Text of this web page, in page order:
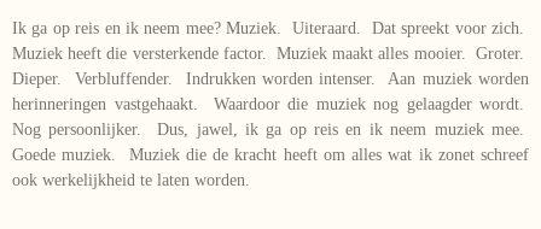
Ik ga op reis en ik neem mee? Muziek. Uiteraard. Dat spreekt voor zich.
Muziek heeft die versterkende factor. Muziek maakt alles mooier. Groter.
Dieper. Verbluffender. Indrukken worden intenser. Aan muziek worden
herinneringen vastgehaakt. Waardoor die muziek nog gelaagder wordt.
Nog persoonlijker. Dus, jawel, ik ga op reis en ik neem muziek mee.
Goede muziek. Muziek die de kracht heeft om alles wat ik zonet schreef
ook werkelijkheid te laten worden.